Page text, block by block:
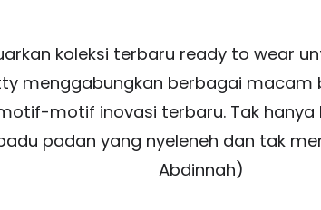
koleksi terbaru ready to wear
menggabungkan berbagai
motif inovasi terbaru. Tak hanya
padan yang nyeleneh dan tak
Abdinnah)